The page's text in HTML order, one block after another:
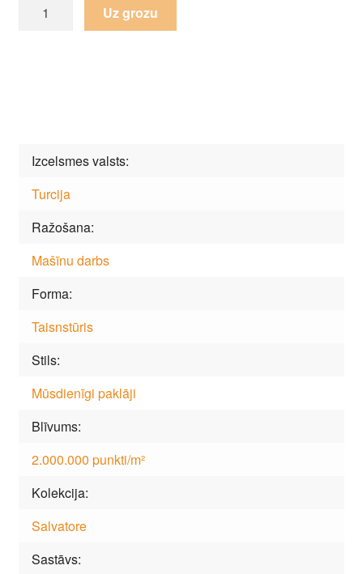
Salvatore
Uz grozu
Izcelsmes valsts
Turcija
Ražošana
Mašīnu darbs
Forma
Taisnstūris
Stils
Mūsdienīgi paklāji
Blīvums
2.000.000 punkti/m²
Kolekcija
Salvatore
Sastāvs